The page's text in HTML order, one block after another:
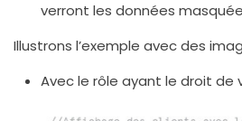
verront les données
Illustrons l’exemple avec des
Avec le rôle ayant le droit de